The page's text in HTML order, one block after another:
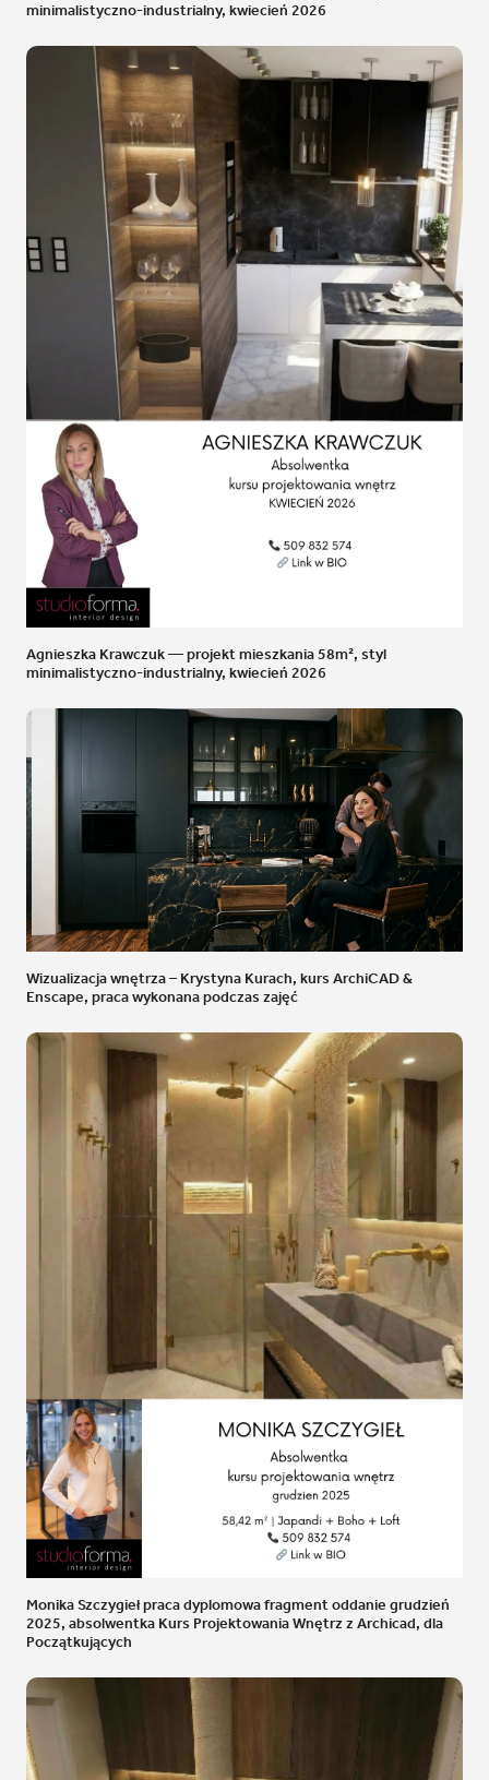
minimalistyczno-industrialny, kwiecień 2026
Agnieszka Krawczuk — projekt mieszkania 58m², styl
minimalistyczno-industrialny, kwiecień 2026
Wizualizacja wnętrza – Krystyna Kurach, kurs ArchiCAD &
Enscape, praca wykonana podczas zajęć
Monika Szczygieł praca dyplomowa fragment oddanie grudzień
2025, absolwentka Kurs Projektowania Wnętrz z Archicad, dla
Początkujących